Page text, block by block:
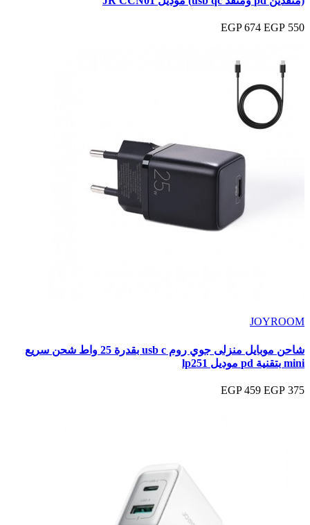
550 EGP
674 EGP
JOYROOM
شاحن موبايل منزلى جوي روم usb c بقدرة 25 واط شحن سريع
mini بتقنية pd موديل lp251
375 EGP
459 EGP